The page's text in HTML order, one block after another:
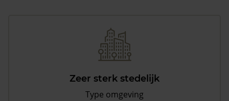
Zeer sterk stedelijk
Type omgeving